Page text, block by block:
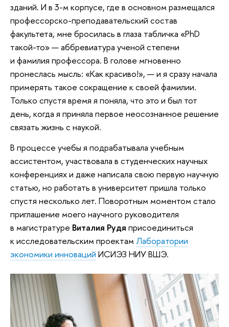
зданий. И в 3-м корпусе, где в основном размещался
профессорско-преподавательский состав
факультета, мне бросилась в глаза табличка «PhD
такой-то» — аббревиатура ученой степени
и фамилия профессора. В голове мгновенно
пронеслась мысль: «Как красиво!», — и я сразу начала
примерять такое сокращение к своей фамилии.
Только спустя время я поняла, что это и был тот
день, когда я приняла первое неосознанное решение
связать жизнь с наукой.
В процессе учебы я подрабатывала учебным
ассистентом, участвовала в студенческих научных
конференциях и даже написала свою первую научную
статью, но работать в университет пришла только
спустя несколько лет. Поворотным моментом стало
приглашение моего научного руководителя
в магистратуре Виталия Рудя присоединиться
к исследовательским проектам Лаборатории
экономики инноваций ИСИЭЗ НИУ ВШЭ.